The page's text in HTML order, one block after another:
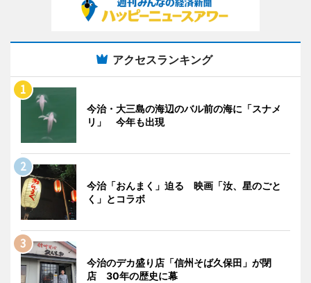
アクセスランキング
今治・大三島の海辺のバル前の海に「スナメ
リ」 今年も出現
今治「おんまく」迫る 映画「汝、星のごと
く」とコラボ
今治のデカ盛り店「信州そば久保田」が閉
店 30年の歴史に幕